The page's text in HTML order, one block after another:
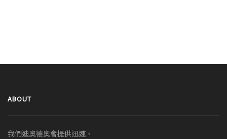
ABOUT
我們迪奧德奧會提供迅速、